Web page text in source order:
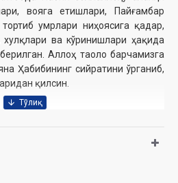
вояга етишлари, Пайғамбар
умрлари ниҳоясига қадар,
ва кўринишлари ҳақида
Аллоҳ таоло барчамизга
Ҳабибининг сийратини ўрганиб,
қилсин.